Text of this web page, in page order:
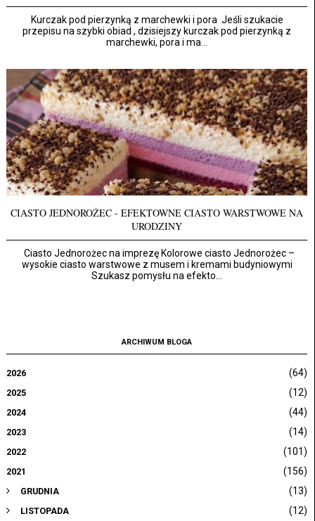
Kurczak pod pierzynką z marchewki i pora Jeśli szukacie
przepisu na szybki obiad , dzisiejszy kurczak pod pierzynką z
marchewki, pora i ma...
CIASTO JEDNOROŻEC - EFEKTOWNE CIASTO WARSTWOWE NA
URODZINY
Ciasto Jednorożec na imprezę Kolorowe ciasto Jednorożec –
wysokie ciasto warstwowe z musem i kremami budyniowymi
Szukasz pomysłu na efekto...
ARCHIWUM BLOGA
2026 (64)
2025 (12)
2024 (44)
2023 (14)
2022 (101)
2021 (156)
GRUDNIA (13)
LISTOPADA (12)